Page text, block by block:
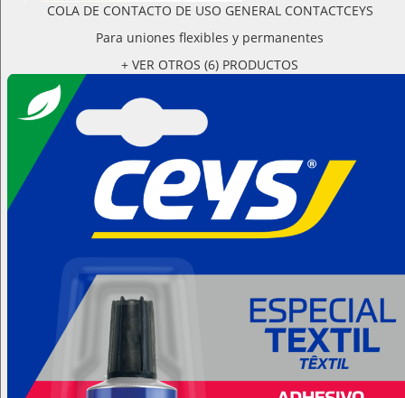
COLA DE CONTACTO DE USO GENERAL CONTACTCEYS
Para uniones flexibles y permanentes
+ VER OTROS (6) PRODUCTOS